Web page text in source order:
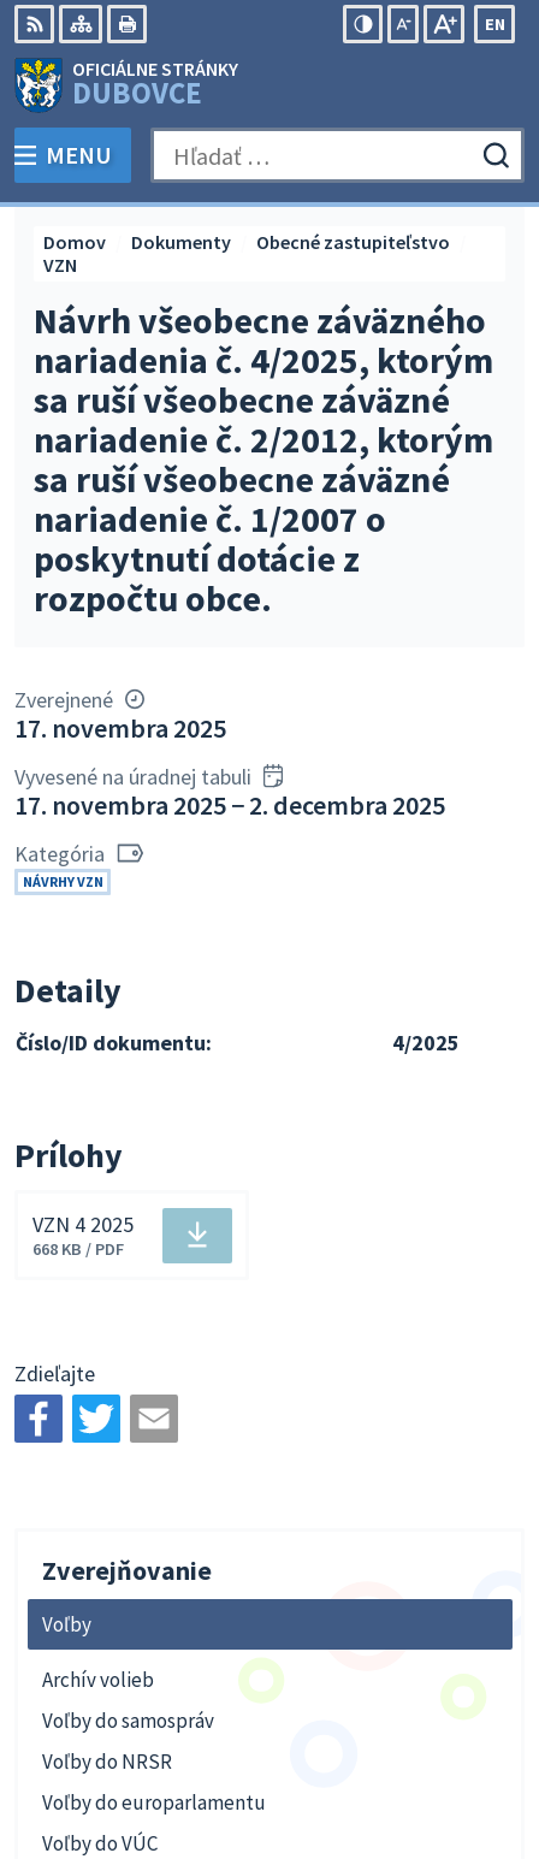
Preskočiť
na
obsah
RSS Mapa
EN
OFICIÁLNE STRÁNKY
DUBOVCE
PREPNÚŤ
MENU Hľadať:
Návrh všeobecne záväzného
nariadenia č. 4/2025, ktorým
sa ruší všeobecne záväzné
nariadenie č. 2/2012, ktorým
sa ruší všeobecne záväzné
nariadenie č. 1/2007 o
poskytnutí dotácie z
rozpočtu obce.
Domov Dokumenty
Obecné zastupiteľstvo
VZN
Zverejnené
17. novembra 2025
Vyvesené na úradnej tabuli
17. novembra 2025 − 2. decembra 2025
Kategória
NÁVRHY VZN
Detaily
Číslo/ID dokumentu: 4/2025
Prílohy
Stiahnuť
VZN 4 2025
668 KB / PDF
Zdieľajte
Zverejňovanie
Voľby
Archív volieb
Voľby do samospráv
Voľby do NRSR
Voľby do europarlamentu
Voľby do VÚC